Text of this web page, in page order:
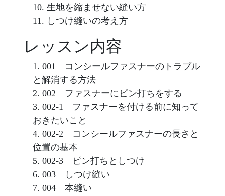
生地を縮ませない縫い方
しつけ縫いの考え方
レッスン内容
001 コンシールファスナーのトラブル
と解消する方法
002 ファスナーにピン打ちをする
002-1 ファスナーを付ける前に知って
おきたいこと
002-2 コンシールファスナーの長さと
位置の基本
002-3 ピン打ちとしつけ
003 しつけ縫い
004 本縫い